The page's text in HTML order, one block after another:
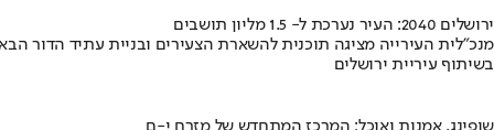
ירושלים 2040: העיר נערכת ל- 1.5 מליון תושבים
מנכ"לית העירייה מציגה תוכנית להשארת הצעירים ובניית עתיד הדור
בשיתוף עיריית ירושלים